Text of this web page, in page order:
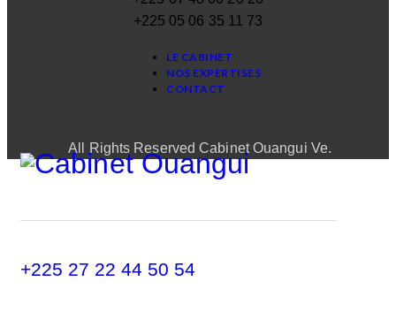
+225 05 06 35 11 73
LE CABINET
NOS EXPERTISES
CONTACT
All Rights Reserved Cabinet Ouangui Ve.
+225 27 22 44 50 54